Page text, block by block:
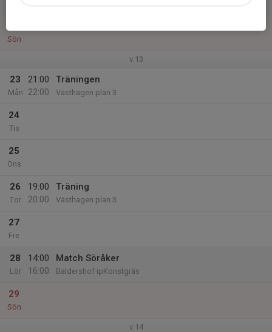
Sön
v.13
23
Mån
21:00
22:00
Träningen
Västhagen plan 3
24
Tis
25
Ons
26
Tor
19:00
20:00
Träning
Västhagen plan 3
27
Fre
28
Lör
14:00
16:00
Match Söråker
Baldershof ipKonstgräs
29
Sön
v.14